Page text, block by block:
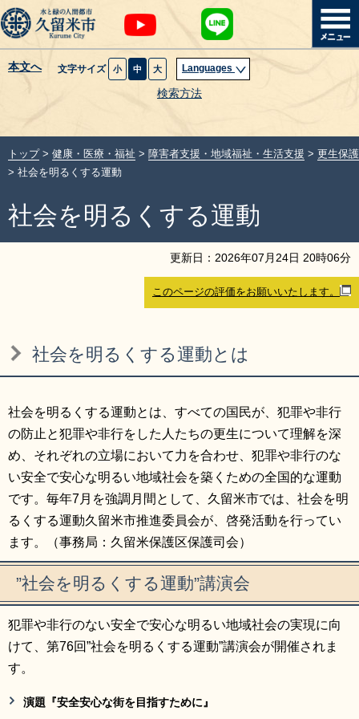
本文へ 文字サイズ 小 中 大 Languages
検索方法
暮らし・届出
健康・医療・福祉
観光魅力・イベント
サイトマップ
リンク集 利用ガイド
RSS プライバシーポリシー
閉じる
トップ> 健康・医療・福祉 > 障害者支援・地域福祉・生活支援 > 更生保護
> 社会を明るくする運動
社会を明るくする運動
更新日： 2026年07 月 24日 20時06分
このページの評価をお願いいたします。
社会を明るくする運動とは
社会を明るくする運動とは、すべての国民が、犯罪や非行
の防止と犯罪や非行をした人たちの更生について理解を深
め、それぞれの立場において力を合わせ、犯罪や非行のな
い安全で安心な明るい地域社会を築くための全国的な運動
です。毎年7月を強調月間として、久留米市では、社会を明
るくする運動久留米市推進委員会が、啓発活動を行ってい
ます。（事務局：久留米保護区保護司会）
”社会を明るくする運動”講演会
犯罪や非行のない安全で安心な明るい地域社会の実現に向
けて、第76回”社会を明るくする運動”講演会が開催されま
す。
演題『安全安心な街を目指すために』